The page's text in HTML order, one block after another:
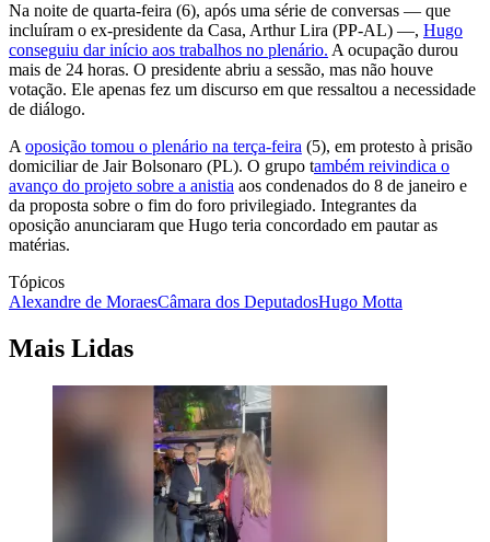
Na noite de quarta-feira (6), após uma série de conversas — que
incluíram o ex-presidente da Casa, Arthur Lira (PP-AL) —, Hugo
conseguiu dar início aos trabalhos no plenário. A ocupação durou
mais de 24 horas. O presidente abriu a sessão, mas não houve
votação. Ele apenas fez um discurso em que ressaltou a necessidade
de diálogo.
A oposição tomou o plenário na terça-feira (5), em protesto à prisão
domiciliar de Jair Bolsonaro (PL). O grupo também reivindica o
avanço do projeto sobre a anistia aos condenados do 8 de janeiro e
da proposta sobre o fim do foro privilegiado. Integrantes da
oposição anunciaram que Hugo teria concordado em pautar as
matérias.
Tópicos
Alexandre de MoraesCâmara dos DeputadosHugo Motta
Mais Lidas